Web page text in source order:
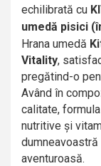
echilibrată cu
umedă pisici
Hrana umedă
Vitality,
pregătind-o
Având în
calitate,
nutritive și
aventuroasă.